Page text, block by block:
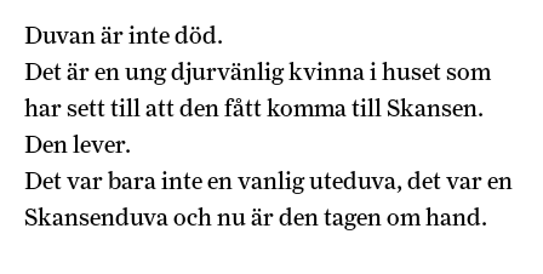
Duvan är inte död.
Det är en ung djurvänlig kvinna i huset som
har sett till att den fått komma till Skansen.
Den lever.
Det var bara inte en vanlig uteduva, det var en
Skansenduva och nu är den tagen om hand.